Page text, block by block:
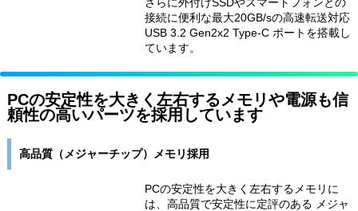
接続に便利な最大20GB/sの高速転送対応
USB 3.2 Gen2x2 Type-C ポートを搭載し
ています。
PCの安定性を大きく左右するメモリや電源も信
頼性の高いパーツを採用しています
高品質（メジャーチップ）メモリ採用
PCの安定性を大きく左右するメモリに
は、高品質で安定性に定評のある メジャ